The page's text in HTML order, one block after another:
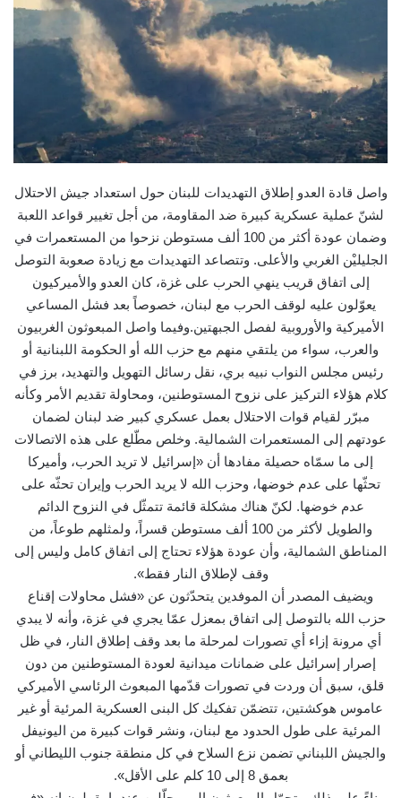
واصل قادة العدو إطلاق التهديدات للبنان حول استعداد جيش الاحتلال
لشنّ عملية عسكرية كبيرة ضد المقاومة، من أجل تغيير قواعد اللعبة
وضمان عودة أكثر من 100 ألف مستوطن نزحوا من المستعمرات في
الجليليْن الغربي والأعلى. وتتصاعد التهديدات مع زيادة صعوبة التوصل
إلى اتفاق قريب ينهي الحرب على غزة، كان العدو والأميركيون
يعوّلون عليه لوقف الحرب مع لبنان، خصوصاً بعد فشل المساعي
الأميركية والأوروبية لفصل الجبهتين.وفيما واصل المبعوثون الغربيون
والعرب، سواء من يلتقي منهم مع حزب الله أو الحكومة اللبنانية أو
رئيس مجلس النواب نبيه بري، نقل رسائل التهويل والتهديد، برز في
كلام هؤلاء التركيز على نزوح المستوطنين، ومحاولة تقديم الأمر وكأنه
مبرّر لقيام قوات الاحتلال بعمل عسكري كبير ضد لبنان لضمان
عودتهم إلى المستعمرات الشمالية. وخلص مطّلع على هذه الاتصالات
إلى ما سمّاه حصيلة مفادها أن «إسرائيل لا تريد الحرب، وأميركا
تحثّها على عدم خوضها، وحزب الله لا يريد الحرب وإيران تحثّه على
عدم خوضها. لكنّ هناك مشكلة قائمة تتمثّل في النزوح الدائم
والطويل لأكثر من 100 ألف مستوطن قسراً، ولمثلهم طوعاً، من
المناطق الشمالية، وأن عودة هؤلاء تحتاج إلى اتفاق كامل وليس إلى
وقف لإطلاق النار فقط».
ويضيف المصدر أن الموفدين يتحدّثون عن «فشل محاولات إقناع
حزب الله بالتوصل إلى اتفاق بمعزل عمّا يجري في غزة، وأنه لا يبدي
أي مرونة إزاء أي تصورات لمرحلة ما بعد وقف إطلاق النار، في ظل
إصرار إسرائيل على ضمانات ميدانية لعودة المستوطنين من دون
قلق، سبق أن وردت في تصورات قدّمها المبعوث الرئاسي الأميركي
عاموس هوكشتين، تتضمّن تفكيك كل البنى العسكرية المرئية أو غير
المرئية على طول الحدود مع لبنان، ونشر قوات كبيرة من اليونيفل
والجيش اللبناني تضمن نزع السلاح في كل منطقة جنوب الليطاني أو
بعمق 8 إلى 10 كلم على الأقل».